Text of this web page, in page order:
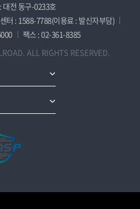
대전 동구-0233호
터 : 1588-7788(이용료 : 발신자부담)
팩스 : 02-361-8385
ALL RIGHTS RESERVED.